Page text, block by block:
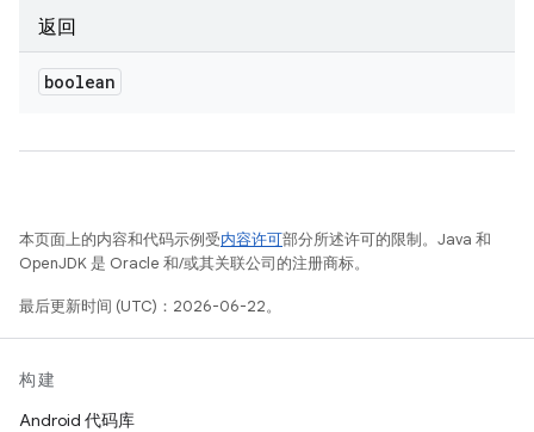
返回
boolean
本页面上的内容和代码示例受内容许可部分所述许可的限制。Java 和
OpenJDK 是 Oracle 和/或其关联公司的注册商标。
最后更新时间 (UTC)：2026-06-22。
构建
Android 代码库